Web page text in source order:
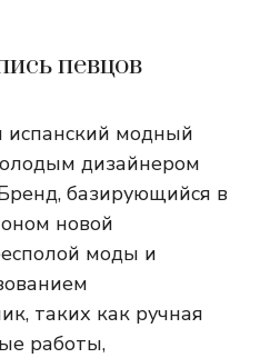
певцов
модный
дизайнером
базирующийся в
новой
моды и
таких как ручная
работы,